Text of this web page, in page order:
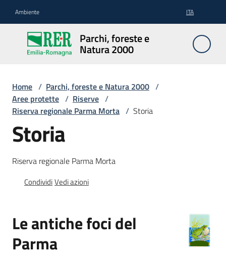
Ambiente ITA
Parchi, foreste e
Natura 2000
Parchi,
foreste
e
2000
Aree
Protette
Rete
Foreste
Home / Parchi, foreste e Natura 2000 /
Aree protette / Riserve /
Riserva regionale Parma Morta / Storia
Storia
Riserva regionale Parma Morta
CondividiVedi azioni
Le antiche foci del
Parma